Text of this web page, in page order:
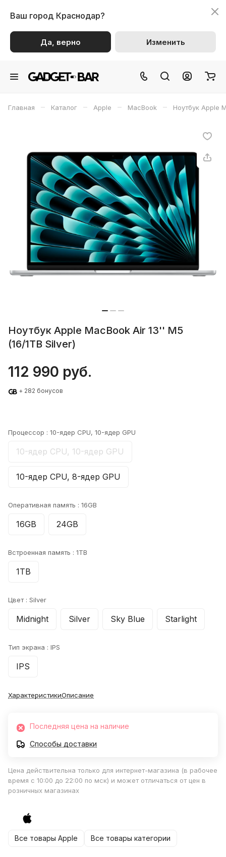
Ваш город Краснодар?
Да, верно Изменить
Главная – Каталог – Apple – MacBook – Ноутбук Apple
Ноутбук Apple MacBook Air 13'' M5
(16/1TB Silver)
112 990 руб.
+ 282 бонусов
Процессор : 10-ядер CPU, 10-ядер GPU
10-ядер CPU, 10-ядер GPU
10-ядер CPU, 8-ядер GPU
Оперативная память : 16GB
16GB 24GB
Встроенная память : 1TB
1TB
Цвет : Silver
Midnight Silver Sky Blue Starlight
Тип экрана : IPS
IPS
ХарактеристикиОписание
Последняя цена на наличие
Способы доставки
Цена действительна только для интернет-магазина (в рабочее
время с 10:00 до 22:00 по мск) и может отличаться от цен в
розничных магазинах
Все товары Apple Все товары категории